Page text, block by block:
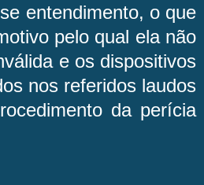
entendimento, o que
pelo qual ela não
e os dispositivos
nos referidos laudos
da perícia